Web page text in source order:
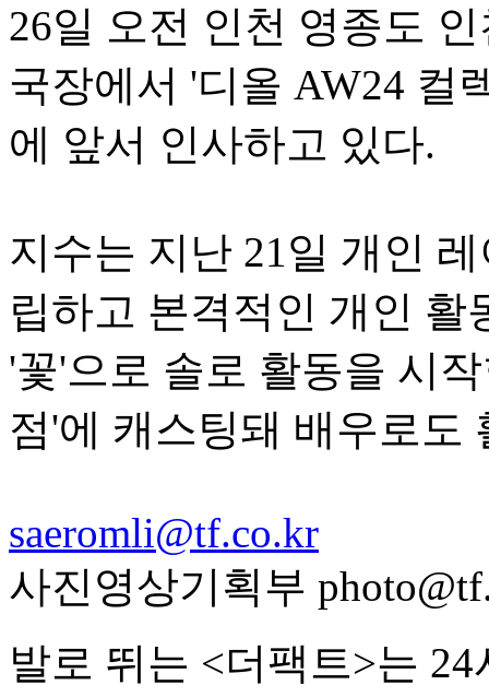
26일 오전 인천 영종도
국장에서 '디올 AW24 컬
에 앞서 인사하고 있다.
지수는 지난 21일 개인
립하고 본격적인 개인
'꽃'으로 솔로 활동을 시
점'에 캐스팅돼 배우로도
saeromli@tf.co.kr
사진영상기획부
발로 뛰는 <더팩트>는